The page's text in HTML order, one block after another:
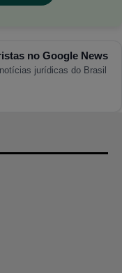
no Google News
jurídicas do Brasil